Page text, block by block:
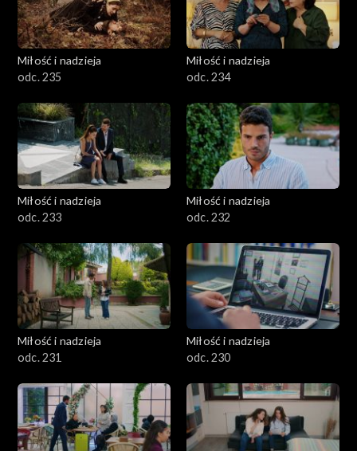
Miłość i nadzieja
odc. 235
Miłość i nadzieja
odc. 234
Miłość i nadzieja
odc. 233
Miłość i nadzieja
odc. 232
Miłość i nadzieja
odc. 231
Miłość i nadzieja
odc. 230